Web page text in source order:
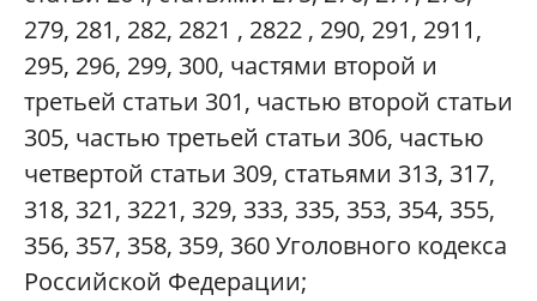
279, 281, 282, 2821 , 2822 , 290, 291, 2911,
295, 296, 299, 300, частями второй и
третьей статьи 301, частью второй статьи
305, частью третьей статьи 306, частью
четвертой статьи 309, статьями 313, 317,
318, 321, 3221, 329, 333, 335, 353, 354, 355,
356, 357, 358, 359, 360 Уголовного кодекса
Российской Федерации;